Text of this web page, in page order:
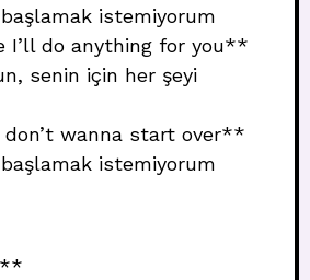
istemiyorum
I’ll do anything for you**
senin için her şeyi
don’t wanna start over**
istemiyorum